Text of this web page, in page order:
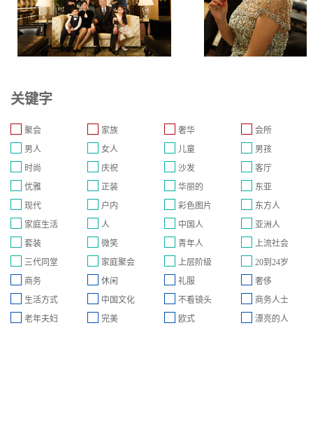
关键字
聚会 家族 奢华
会所
男人
女人 儿童
男孩
时尚
庆祝 沙发
客厅
优雅
正装 华丽的
东亚
现代
户内 彩色图片
东方人
家庭生活
人 中国人
亚洲人
套装
微笑 青年人
上流社会
三代同堂
家庭聚会 上层阶级
20到24岁
商务
休闲 礼服
奢侈
生活方式
中国文化 不看镜头
商务人士
老年夫妇
完美 欧式 漂亮的人